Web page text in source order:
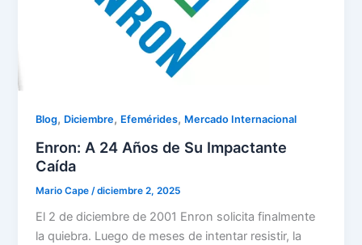
Blog, Diciembre, Efemérides, Mercado Internacional
Enron: A 24 Años de Su Impactante
Caída
Mario Cape /diciembre 2, 2025
El 2 de diciembre de 2001 Enron solicita finalmente
la quiebra. Luego de meses de intentar resistir, la